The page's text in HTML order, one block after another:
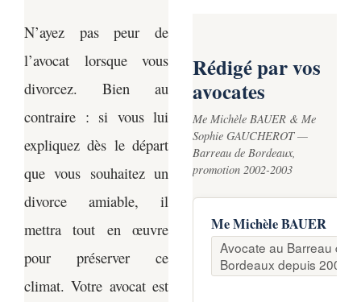
N’ayez pas peur de
l’avocat lorsque vous
divorcez. Bien au
contraire : si vous lui
expliquez dès le départ
que vous souhaitez un
divorce amiable, il
mettra tout en œuvre
pour préserver ce
climat. Votre avocat est
Rédigé par vos
avocates
Me Michèle BAUER & Me
Sophie GAUCHEROT —
Barreau de Bordeaux,
promotion 2002-2003
Me Michèle BAUER
Avocate au Barreau de
Bordeaux depuis 2003